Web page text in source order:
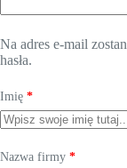
Na adres e-mail
hasła.
Imię *
Nazwa firmy *